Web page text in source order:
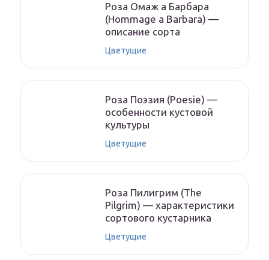
Роза Омаж а Барбара
(Hommage a Barbara) —
описание сорта
Цветущие
Роза Поэзия (Poesie) —
особенности кустовой
культуры
Цветущие
Роза Пилигрим (The
Pilgrim) — характеристики
сортового кустарника
Цветущие